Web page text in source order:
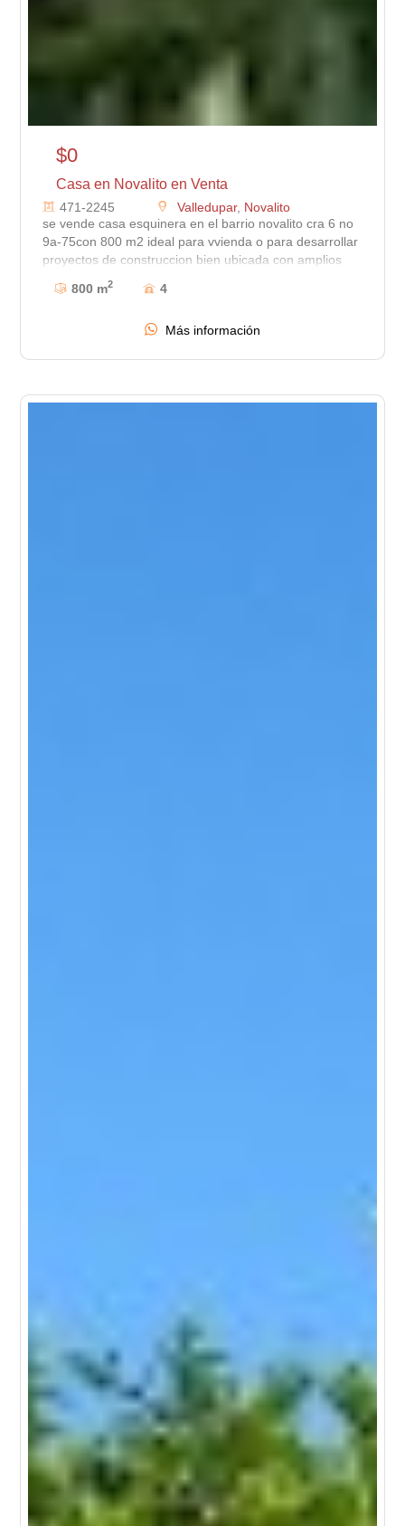
$0
Casa en Novalito en Venta
471-2245 Valledupar, Novalito
se vende casa esquinera en el barrio novalito cra 6 no
9a-75con 800 m2 ideal para vvienda o para desarrollar
proyectos de construccion bien ubicada con amplios
espacios sala comedor cocina area de labores y social
,patio amplio.
800 m2 4
Más información